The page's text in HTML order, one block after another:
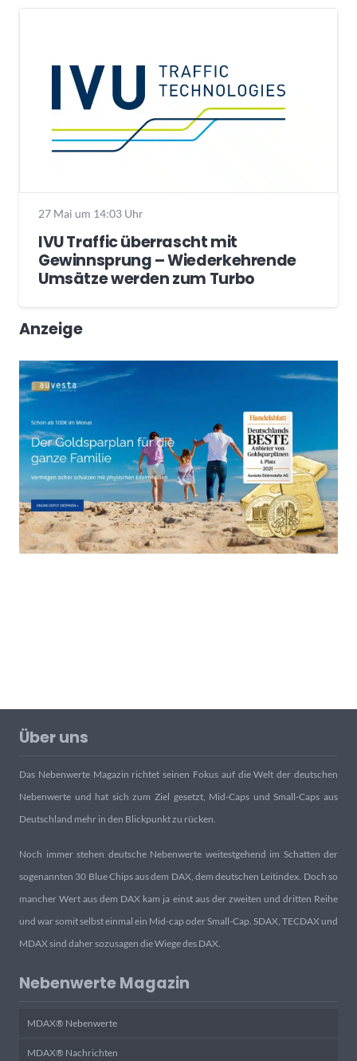
27 Mai um 14:03 Uhr
IVU Traffic überrascht mit
Gewinnsprung – Wiederkehrende
Umsätze werden zum Turbo
Anzeige
Über uns
Das Nebenwerte Magazin richtet seinen Fokus auf die Welt der deutschen
Nebenwerte und hat sich zum Ziel gesetzt, Mid-Caps und Small-Caps aus
Deutschland mehr in den Blickpunkt zu rücken.
Noch immer stehen deutsche Nebenwerte weitestgehend im Schatten der
sogenannten 30 Blue Chips aus dem DAX, dem deutschen Leitindex. Doch so
mancher Wert aus dem DAX kam ja einst aus der zweiten und dritten Reihe
und war somit selbst einmal ein Mid-cap oder Small-Cap. SDAX, TECDAX und
MDAX sind daher sozusagen die Wiege des DAX.
Nebenwerte Magazin
MDAX® Nebenwerte
MDAX® Nachrichten